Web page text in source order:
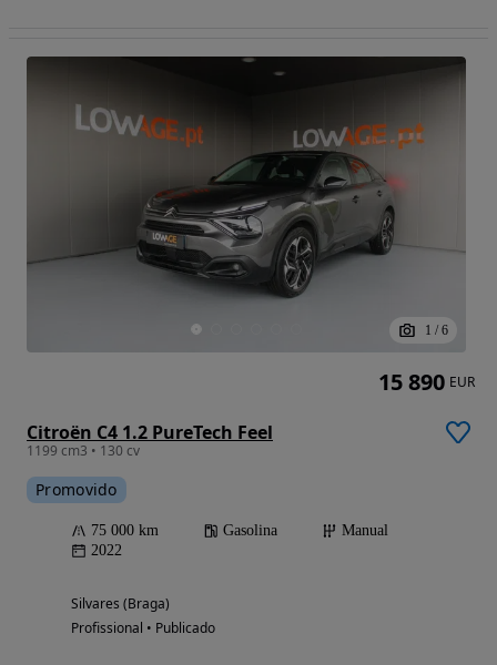
1 / 6
Citroën C4 1.2 PureTech Feel
1199 cm3 • 130 cv
Promovido
75 000 km Gasolina
Manual
2022
Silvares (Braga)
Profissional • Publicado
15 890 EUR